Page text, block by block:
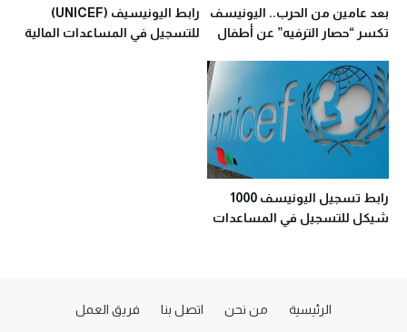
بعد عامين من الحرب.. اليونيسف
تكسر “حصار الترفيه” عن أطفال
رابط اليونيسيف (UNICEF)
للتسجيل في المساعدات المالية
رابط تسجيل اليونيسف 1000
شيكل للتسجيل في المساعدات
الرئيسية من نحن اتصل بنا فريق العمل